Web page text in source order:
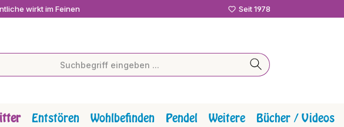
wirkt im Feinen Seit 1978
Entstören Wohlbefinden Pendel Weitere Bücher / Videos